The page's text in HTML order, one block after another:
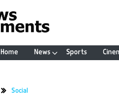
Home News Sports
Social